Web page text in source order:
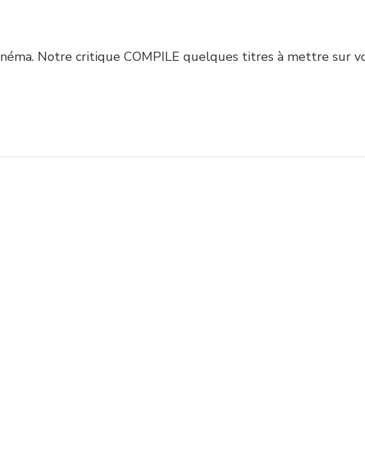
Notre critique COMPILE quelques titres à mettre sur